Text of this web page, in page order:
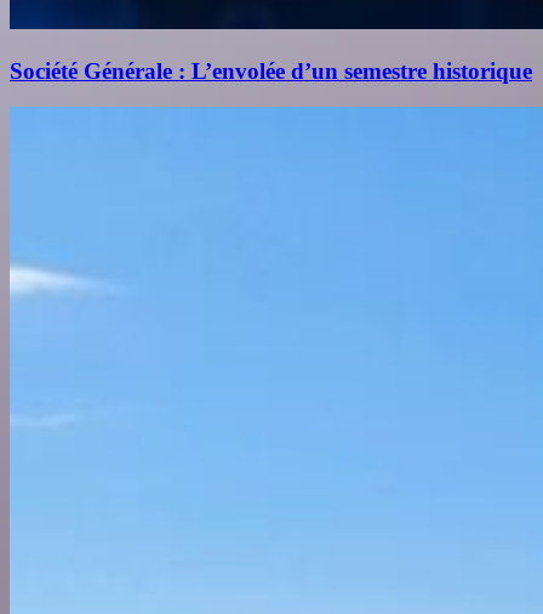
Société Générale : L’envolée d’un semestre historique